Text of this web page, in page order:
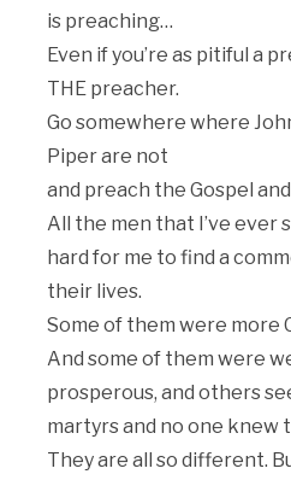
is preaching…
Even if you’re as pitiful a
THE preacher.
Go somewhere where
Piper are not
and preach the Gospel
All the men that I’ve ever
hard for me to find a
their lives.
Some of them were more
And some of them were
prosperous, and others
martyrs and no one knew
They are all so different.